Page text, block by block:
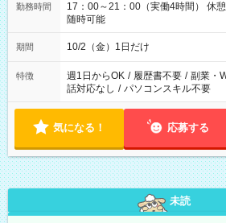
勤務時間
17：00～21：00（実働4時間） 休憩 なし トイレ・水分補給は
随時可能
期間 10/2（金）1日だけ
特徴 週1日からOK / 履歴書不要 / 副業・
話対応なし / パソコンスキル不要
気になる！ 応募する
未読